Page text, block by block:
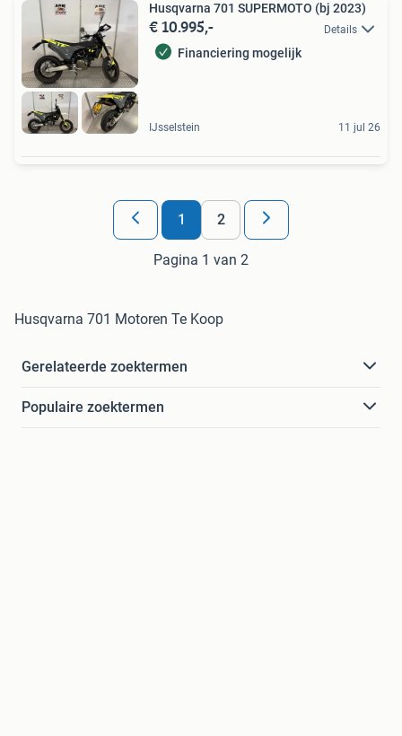
Husqvarna 701 SUPERMOTO (bj 2023)
€ 10.995,- Details
Financiering mogelijk
IJsselstein 11 jul 26
1 2
Pagina 1 van 2
Husqvarna 701 Motoren Te Koop
Gerelateerde zoektermen
Populaire zoektermen